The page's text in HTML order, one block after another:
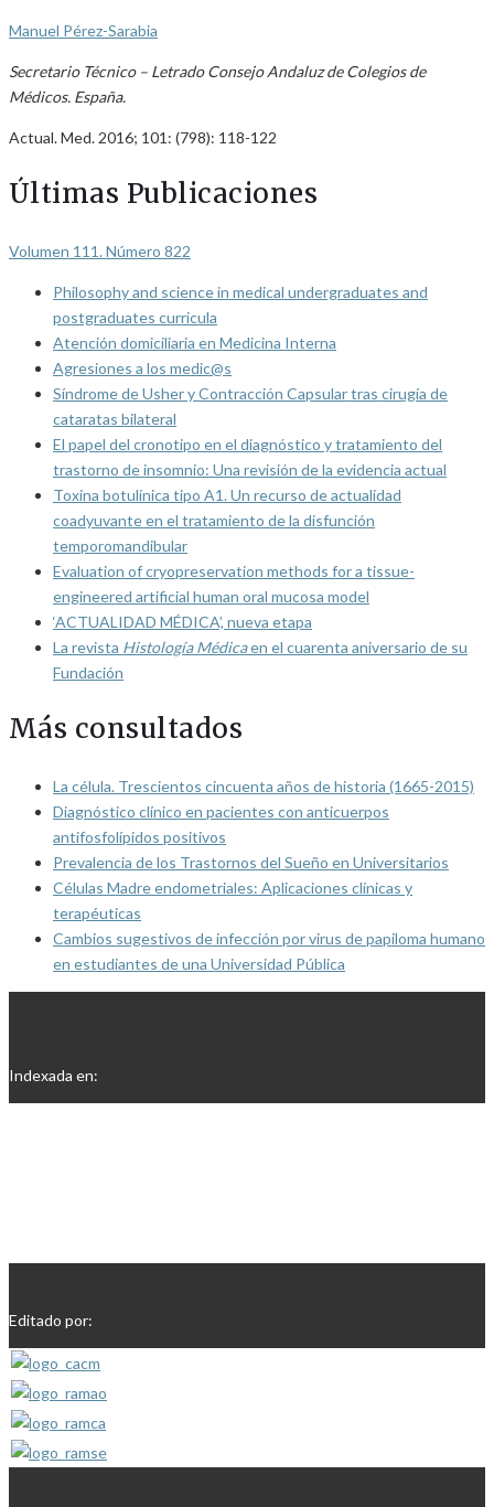
Manuel Pérez-Sarabia
Secretario Técnico – Letrado Consejo Andaluz de Colegios de
Médicos. España.
Actual. Med. 2016; 101: (798): 118-122
Últimas Publicaciones
Volumen 111. Número 822
Philosophy and science in medical undergraduates and
postgraduates curricula
Atención domiciliaria en Medicina Interna
Agresiones a los medic@s
Síndrome de Usher y Contracción Capsular tras cirugía de
cataratas bilateral
El papel del cronotipo en el diagnóstico y tratamiento del
trastorno de insomnio: Una revisión de la evidencia actual
Toxina botulínica tipo A1. Un recurso de actualidad
coadyuvante en el tratamiento de la disfunción
temporomandibular
Evaluation of cryopreservation methods for a tissue-
engineered artificial human oral mucosa model
‘ACTUALIDAD MÉDICA’, nueva etapa
La revista Histología Médicaen el cuarenta aniversario de su
Fundación
Más consultados
La célula. Trescientos cincuenta años de historia (1665-2015)
Diagnóstico clínico en pacientes con anticuerpos
antifosfolípidos positivos
Prevalencia de los Trastornos del Sueño en Universitarios
Células Madre endometriales: Aplicaciones clínicas y
terapéuticas
Cambios sugestivos de infección por virus de papiloma humano
en estudiantes de una Universidad Pública
Indexada en:
Editado por: